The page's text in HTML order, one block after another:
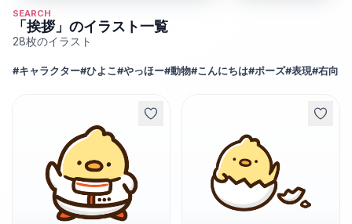
SEARCH
「挨拶」のイラスト一覧
28枚のイラスト
#キャラクター#ひよこ#やっほー#動物#こんにちは#ポーズ#表現#右向き